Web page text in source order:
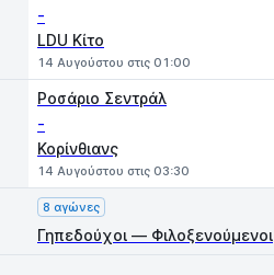
-
LDU Κίτο
14 Αυγούστου στις 01:00
Ροσάριο Σεντράλ
-
Κορίνθιανς
14 Αυγούστου στις 03:30
8 αγώνες
Γηπεδούχοι — Φιλοξενούμενοι